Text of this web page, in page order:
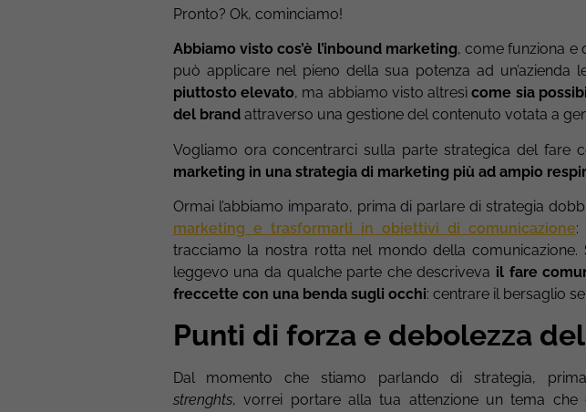
Pronto? Ok, cominciamo!
Abbiamo visto cos’è l’inbound marketing, come funziona e
può applicare nel pieno della sua potenza ad un’azienda
piuttosto elevato, ma abbiamo visto altresìcome sia
del brand attraverso una gestione del contenuto votata a
Vogliamo ora concentrarci sulla parte strategica del fare
marketing in una strategia di marketing più ad ampio
Ormai l’abbiamo imparato, prima di parlare di strategia
marketing e trasformarli in obiettivi di comunicazione:
tracciamo la nostra rotta nel mondo della comunicazione.
leggevo una da qualche parte che descriveva il fare
freccette con una benda sugli occhi: centrare il bersaglio
Punti di forza e debolezza
Dal momento che stiamo parlando di strategia, p
strenghts,vorrei portare alla tua attenzione un tema